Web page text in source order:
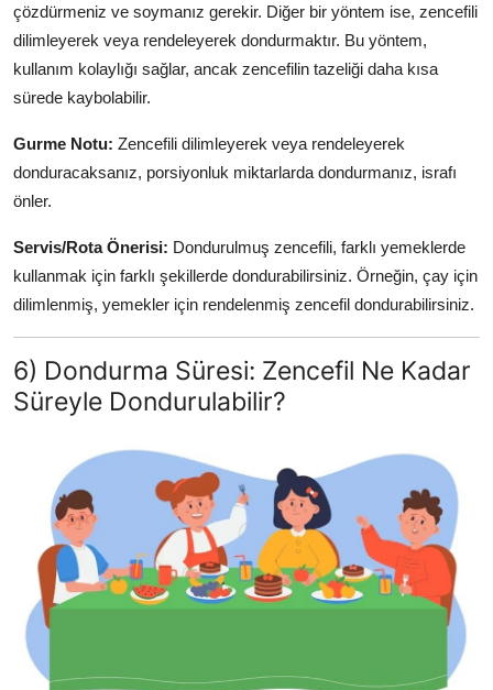
çözdürmeniz ve soymanız gerekir. Diğer bir yöntem ise, zencefili
dilimleyerek veya rendeleyerek dondurmaktır. Bu yöntem,
kullanım kolaylığı sağlar, ancak zencefilin tazeliği daha kısa
sürede kaybolabilir.
Gurme Notu: Zencefili dilimleyerek veya rendeleyerek
donduracaksanız, porsiyonluk miktarlarda dondurmanız, israfı
önler.
Servis/Rota Önerisi: Dondurulmuş zencefili, farklı yemeklerde
kullanmak için farklı şekillerde dondurabilirsiniz. Örneğin, çay için
dilimlenmiş, yemekler için rendelenmiş zencefil dondurabilirsiniz.
6) Dondurma Süresi: Zencefil Ne Kadar
Süreyle Dondurulabilir?